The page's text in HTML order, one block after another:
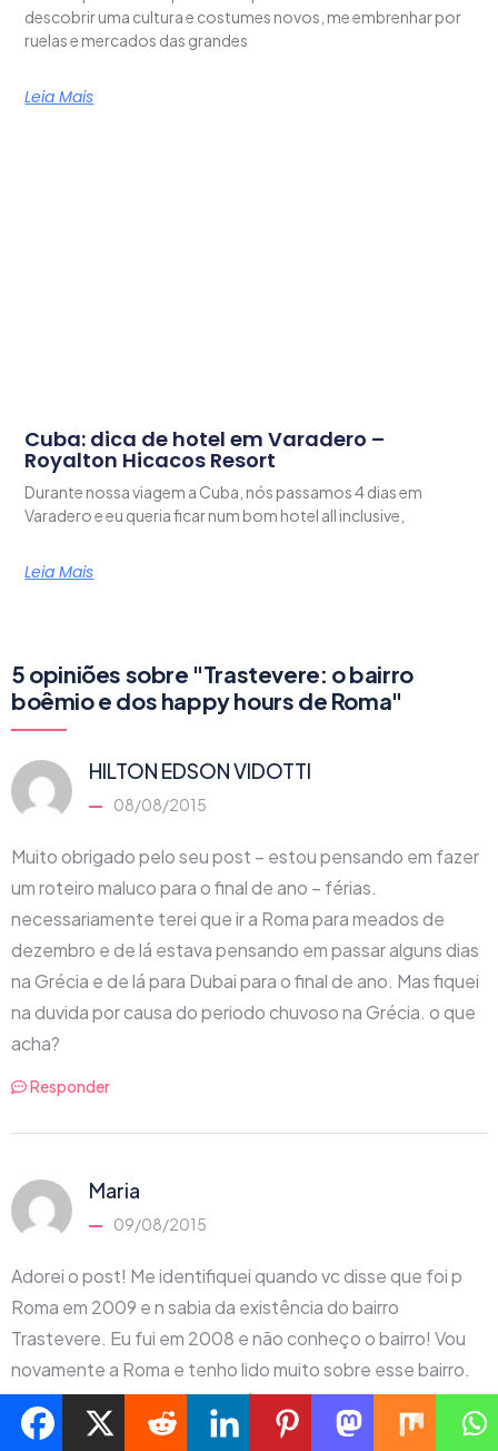
descobrir uma cultura e costumes novos, me embrenhar por
ruelas e mercados das grandes
Leia Mais
Cuba: dica de hotel em Varadero –
Royalton Hicacos Resort
Durante nossa viagem a Cuba, nós passamos 4 dias em
Varadero e eu queria ficar num bom hotel all inclusive,
Leia Mais
5 opiniões sobre "Trastevere: o bairro
boêmio e dos happy hours de Roma"
HILTON EDSON VIDOTTI
08/08/2015
Muito obrigado pelo seu post – estou pensando em fazer
um roteiro maluco para o final de ano – férias.
necessariamente terei que ir a Roma para meados de
dezembro e de lá estava pensando em passar alguns dias
na Grécia e de lá para Dubai para o final de ano. Mas fiquei
na duvida por causa do periodo chuvoso na Grécia. o que
acha?
Responder
Maria
09/08/2015
Adorei o post! Me identifiquei quando vc disse que foi p
Roma em 2009 e n sabia da existência do bairro
Trastevere. Eu fui em 2008 e não conheço o bairro! Vou
novamente a Roma e tenho lido muito sobre esse bairro.
Adoro sentar em bares também. Vi o B&B que vc se
hospedou e me interessei. Já tava conformada a ter que